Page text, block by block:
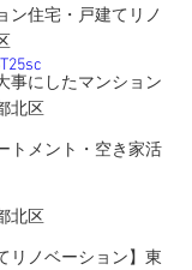
ン住宅・戸建てリノ
事にしたマンション
北区
トメント・空き家活
北区
リノベーション】東